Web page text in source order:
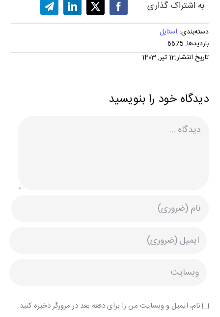
به اشتراک گذاری
دسته‌بندی: استایل
بازدیدها: 6675
تاریخ انتشار:12 تیر, 1403
دیدگاه خود را بنویسید
نام، ایمیل و وبسایت من را برای دفعه بعد در مرورگر ذخیره کنید.